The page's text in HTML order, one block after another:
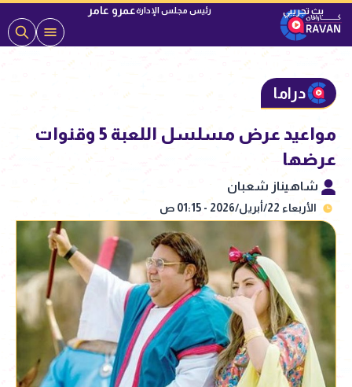
رئيس مجلس الإدارةعمرو عامر
دراما
مواعيد عرض مسلسل اللعبة 5 وقنوات
عرضها
شاهيناز شعبان
الأربعاء 22/أبريل/2026 - 01:15 ص